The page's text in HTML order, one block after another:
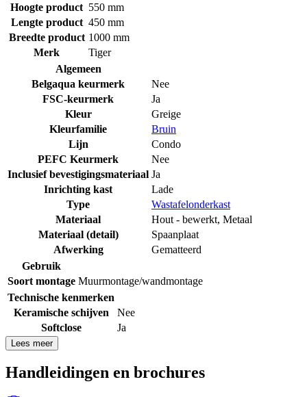
Hoogte product 550 mm
Lengte product 450 mm
Breedte product 1000 mm
Merk
Tiger
Algemeen
Belgaqua keurmerk
Nee
FSC-keurmerk
Ja
Kleur
Greige
Kleurfamilie
Bruin
Lijn
Condo
PEFC Keurmerk
Nee
Inclusief bevestigingsmateriaal Ja
Inrichting kast
Lade
Type
Wastafelonderkast
Materiaal
Hout - bewerkt, Metaal
Materiaal (detail)
Spaanplaat
Afwerking
Gematteerd
Gebruik
Soort montage Muurmontage/wandmontage
Technische kenmerken
Keramische schijven
Nee
Softclose
Ja
Lees meer
Handleidingen en brochures